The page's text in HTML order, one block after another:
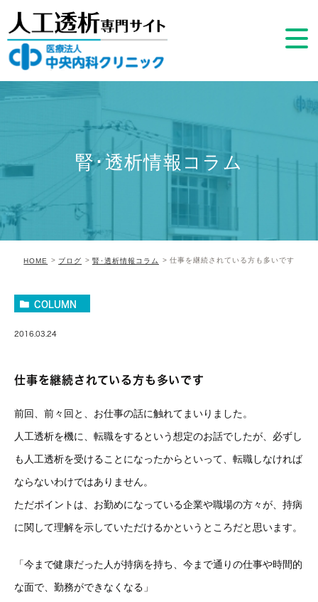
腎･透析情報コラム
HOME ブログ 腎･透析情報コラム 仕事を継続されている方も多いです
COLUMN
2016.03.24
仕事を継続されている方も多いです
前回、前々回と、お仕事の話に触れてまいりました。
人工透析を機に、転職をするという想定のお話でしたが、必ずし
も人工透析を受けることになったからといって、転職しなければ
ならないわけではありません。
ただポイントは、お勤めになっている企業や職場の方々が、持病
に関して理解を示していただけるかというところだと思います。
「今まで健康だった人が持病を持ち、今まで通りの仕事や時間的
な面で、勤務ができなくなる」